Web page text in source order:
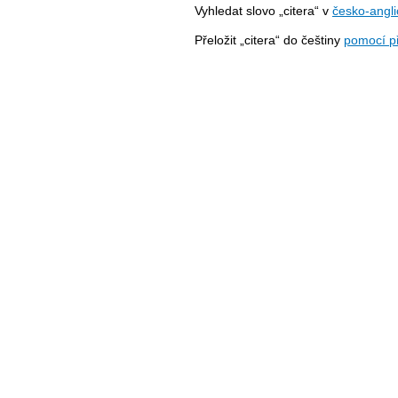
Vyhledat slovo „citera“ v česko-
Přeložit „citera“ do češtiny pomocí